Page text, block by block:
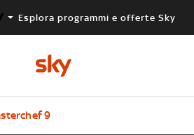
Esplora programmi e offerte Sky
9